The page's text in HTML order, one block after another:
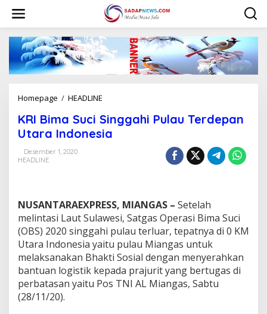
w
Homepage / HEADLINE
I
B
i
i
S
i
n
g
g
a
h
KRI Bima Suci Singgahi Pulau Terdepan
Utara Indonesia
Desember 1, 2020
HEADLINE
NUSANTARAEXPRESS, MIANGAS – Setelah
melintasi Laut Sulawesi, Satgas Operasi Bima Suci
(OBS) 2020 singgahi pulau terluar, tepatnya di 0 KM
Utara Indonesia yaitu pulau Miangas untuk
melaksanakan Bhakti Sosial dengan menyerahkan
bantuan logistik kepada prajurit yang bertugas di
perbatasan yaitu Pos TNI AL Miangas, Sabtu
(28/11/20).